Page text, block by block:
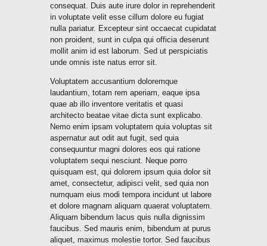
consequat. Duis aute irure dolor in reprehenderit
in voluptate velit esse cillum dolore eu fugiat
nulla pariatur. Excepteur sint occaecat cupidatat
non proident, sunt in culpa qui officia deserunt
mollit anim id est laborum. Sed ut perspiciatis
unde omnis iste natus error sit.
Voluptatem accusantium doloremque
laudantium, totam rem aperiam, eaque ipsa
quae ab illo inventore veritatis et quasi
architecto beatae vitae dicta sunt explicabo.
Nemo enim ipsam voluptatem quia voluptas sit
aspernatur aut odit aut fugit, sed quia
consequuntur magni dolores eos qui ratione
voluptatem sequi nesciunt. Neque porro
quisquam est, qui dolorem ipsum quia dolor sit
amet, consectetur, adipisci velit, sed quia non
numquam eius modi tempora incidunt ut labore
et dolore magnam aliquam quaerat voluptatem.
Aliquam bibendum lacus quis nulla dignissim
faucibus. Sed mauris enim, bibendum at purus
aliquet, maximus molestie tortor. Sed faucibus